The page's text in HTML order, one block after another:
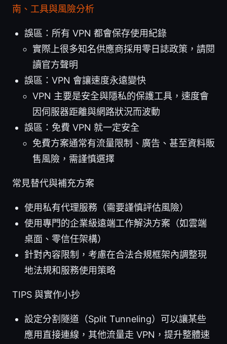
南、工具與風險分析
誤區：所有 VPN 都會保存使用紀錄
實際上很多知名供應商採用零日誌政策，請閱
讀官方聲明
誤區：VPN 會讓速度永遠變快
VPN 主要是安全與隱私的保護工具，速度會
因伺服器距離與網路狀況而波動
誤區：免費 VPN 就一定安全
免費方案通常有流量限制、廣告、甚至資料販
售風險，需謹慎選擇
常見替代與補充方案
使用私有代理服務（需要謹慎評估風險）
使用專門的企業級遠端工作解決方案（如雲端
桌面、零信任架構）
針對內容限制，考慮在合法合規框架內調整現
地法規和服務使用策略
TIPS 與實作小抄
設定分割隧道（Split Tunneling）可以讓某些
應用直接連線，其他流量走 VPN，提升整體速